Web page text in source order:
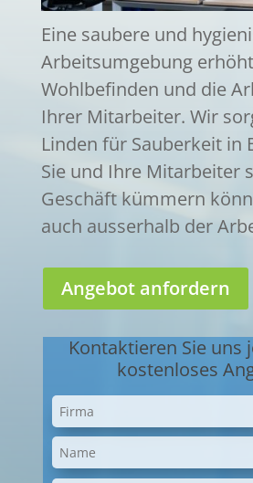
Eine saubere und
Arbeitsumgebung
Wohlbefinden und die
Ihrer Mitarbeiter. Wir
Linden für Sauberkeit in
Sie und Ihre Mitarbeiter
Geschäft kümmern
auch ausserhalb der
Angebot anfordern
Kontaktieren Sie uns
kostenloses